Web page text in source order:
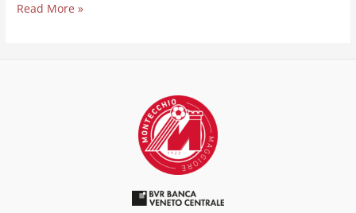
Read More »